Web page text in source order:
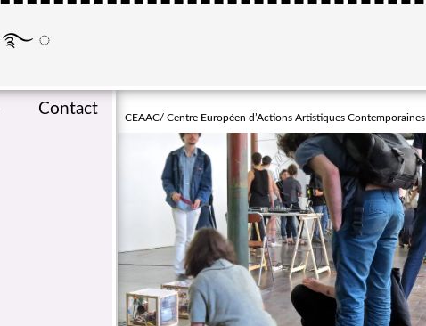
࿐ ◌
Contact CEAAC/ Centre Européen d’Actions Artistiques Contemporaines